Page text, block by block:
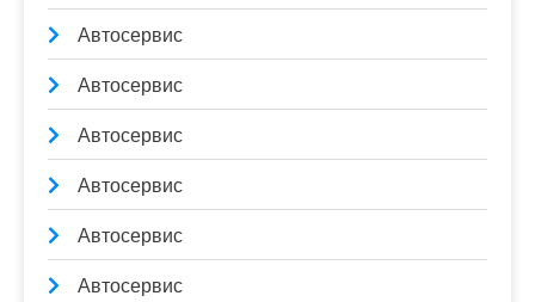
Автосервис
Автосервис
Автосервис
Автосервис
Автосервис
Автосервис